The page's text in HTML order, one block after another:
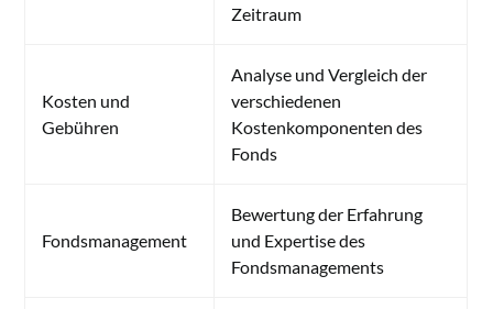
Zeitraum
Kosten und
Gebühren
Analyse und Vergleich der
verschiedenen
Kostenkomponenten des
Fonds
Fondsmanagement
Bewertung der Erfahrung
und Expertise des
Fondsmanagements